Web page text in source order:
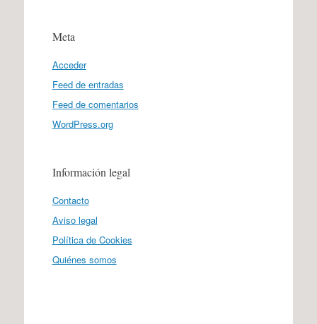
Meta
Acceder
Feed de entradas
Feed de comentarios
WordPress.org
Información legal
Contacto
Aviso legal
Política de Cookies
Quiénes somos